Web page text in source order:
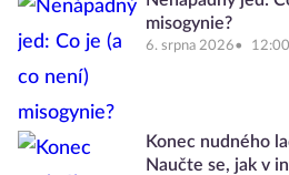
misogynie?
6. srpna 2026 12:00
Konec nudného
Naučte se, jak v